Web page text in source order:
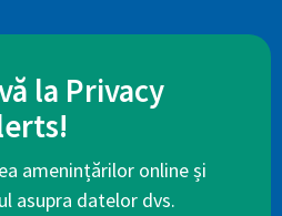
la Privacy
amenințărilor online și
asupra datelor dvs.